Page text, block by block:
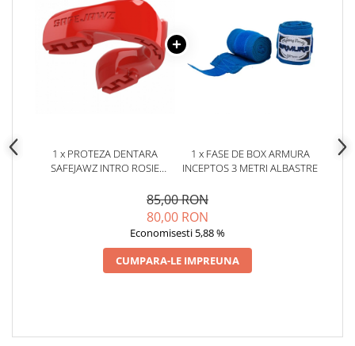
1 x PROTEZA DENTARA
SAFEJAWZ INTRO ROSIE
1 x FASE DE BOX ARMURA
INCEPTOS 3 METRI ALBASTRE
85,00 RON
80,00 RON
Economisesti 5,88 %
CUMPARA-LE IMPREUNA